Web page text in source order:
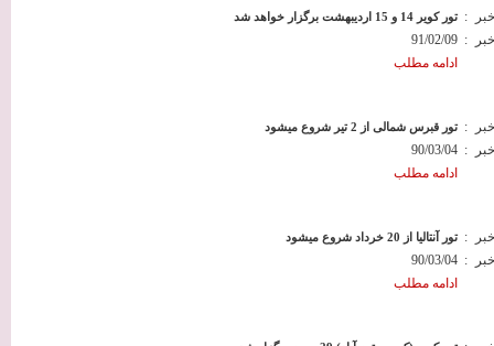
تور کویر 14 و 15 اردیبهشت برگزار خواهد شد :
91/02/09 :
ادامه مطلب
تور قبرس شمالی از 2 تیر شروع میشود :
90/03/04 :
ادامه مطلب
تور آنتالیا از 20 خرداد شروع میشود :
90/03/04 :
ادامه مطلب